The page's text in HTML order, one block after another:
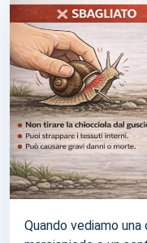
Quando vediamo